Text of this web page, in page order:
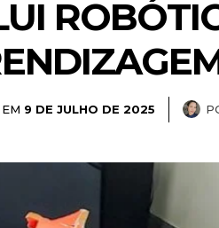
9 DE JULHO DE 2025